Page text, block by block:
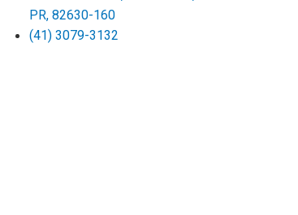
PR, 82630-160
(41) 3079-3132